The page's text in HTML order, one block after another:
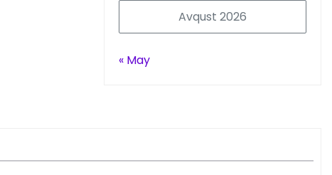
Avqust 2026
« May